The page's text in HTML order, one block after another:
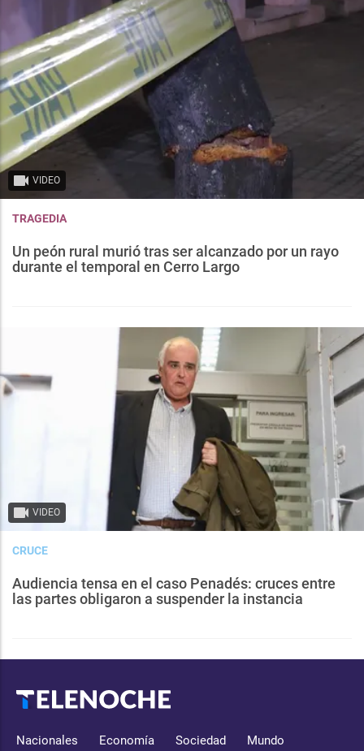
VIDEO
TRAGEDIA
Un peón rural murió tras ser alcanzado por un rayo
durante el temporal en Cerro Largo
VIDEO
CRUCE
Audiencia tensa en el caso Penadés: cruces entre
las partes obligaron a suspender la instancia
Nacionales Economía Sociedad Mundo